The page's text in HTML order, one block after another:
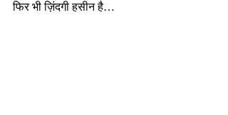
फिर भी ज़िंदगी हसीन है…